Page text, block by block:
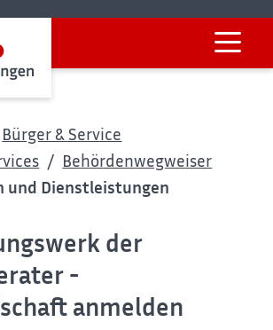
Bürger & Service
Behördenwegweiser
und Dienstleistungen
der
-
anmelden